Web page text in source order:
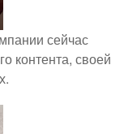
сейчас
контента, своей